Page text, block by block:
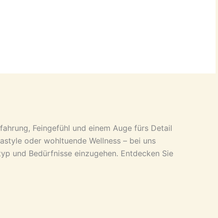
Feingefühl und einem Auge fürs Detail
oder wohltuende Wellness – bei uns
und Bedürfnisse einzugehen. Entdecken Sie